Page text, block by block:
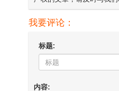
我要评论：
标题:
内容: